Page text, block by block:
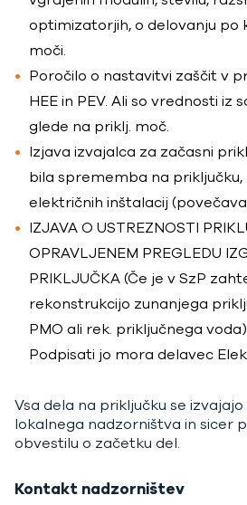
optimizatorjih, o delovanju po
moči.
Poročilo o nastavitvi zaščit v
HEE in PEV. Ali so vrednosti iz
glede na priklj. moč.
Izjava izvajalca za začasni
bila sprememba na
električnih inštalacij
IZJAVA O USTREZNOSTI
OPRAVLJENEM PREGLEDU
PRIKLJUČKA (Če je v SzP
rekonstrukcijo zunanjega
PMO ali rek. priključnega
Podpisati jo mora delavec
Vsa dela na priključku se
lokalnega nadzorništva in sicer
obvestilu o začetku del.
Kontakt nadzorništev